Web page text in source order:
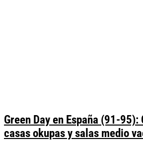
Green Day en España (91-
casas okupas y salas medio